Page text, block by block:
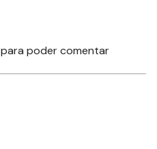
para poder comentar